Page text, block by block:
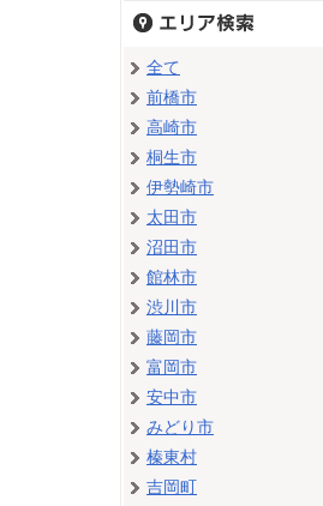
全て
前橋市
高崎市
桐生市
伊勢崎市
太田市
沼田市
館林市
渋川市
藤岡市
富岡市
安中市
みどり市
榛東村
吉岡町